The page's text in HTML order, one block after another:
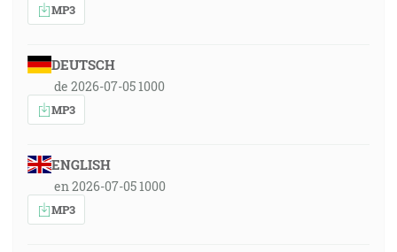
MP3
DEUTSCH
de 2026-07-05 1000
MP3
ENGLISH
en 2026-07-05 1000
MP3